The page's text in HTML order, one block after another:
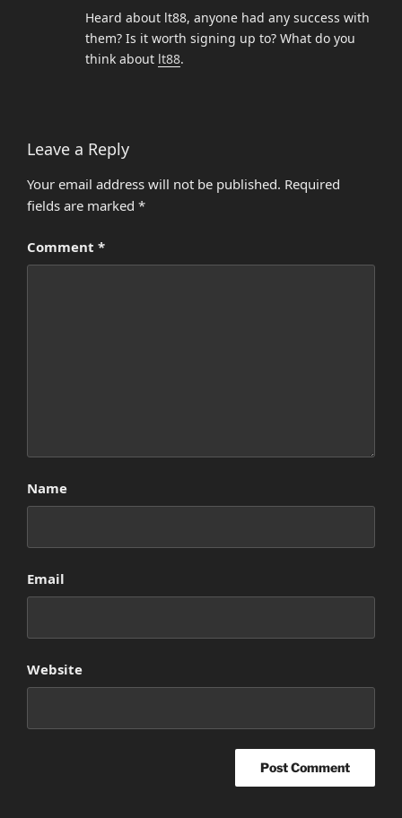
Heard about lt88, anyone had any success with
them? Is it worth signing up to? What do you
think about lt88.
Leave a Reply
Your email address will not be published. Required
fields are marked *
Comment *
Name
Email
Website